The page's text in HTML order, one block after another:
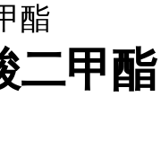
酯
二甲酯